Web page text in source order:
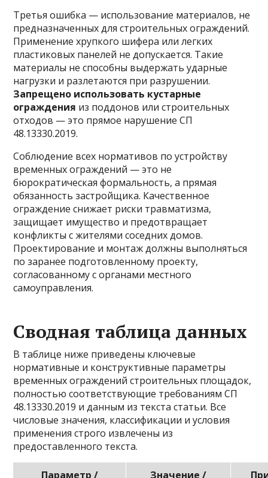
Третья ошибка — использование материалов, не
предназначенных для строительных ограждений.
Применение хрупкого шифера или легких
пластиковых панелей не допускается. Такие
материалы не способны выдержать ударные
нагрузки и разлетаются при разрушении.
Запрещено использовать кустарные
ограждения из поддонов или строительных
отходов — это прямое нарушение СП
48.13330.2019.
Соблюдение всех нормативов по устройству
временных ограждений — это не
бюрократическая формальность, а прямая
обязанность застройщика. Качественное
ограждение снижает риски травматизма,
защищает имущество и предотвращает
конфликты с жителями соседних домов.
Проектирование и монтаж должны выполняться
по заранее подготовленному проекту,
согласованному с органами местного
самоуправления.
Сводная таблица данных
В таблице ниже приведены ключевые
нормативные и конструктивные параметры
временных ограждений строительных площадок,
полностью соответствующие требованиям СП
48.13330.2019 и данным из текста статьи. Все
числовые значения, классификации и условия
применения строго извлечены из
предоставленного текста.
Параметр /
Значение /